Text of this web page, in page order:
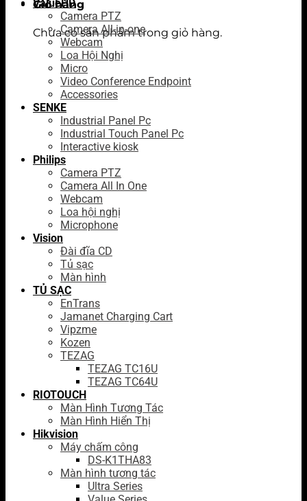
Giỏ hàng
Chưa có sản phẩm trong giỏ hàng.
ValueHD
Camera PTZ
Camera All-in-one
Webcam
Loa Hội Nghị
Micro
Video Conference Endpoint
Accessories
SENKE
Industrial Panel Pc
Industrial Touch Panel Pc
Interactive kiosk
Philips
Camera PTZ
Camera All In One
Webcam
Loa hội nghị
Microphone
Vision
Đài đĩa CD
Tủ sạc
Màn hình
TỦ SẠC
EnTrans
Jamanet Charging Cart
Vipzme
Kozen
TEZAG
TEZAG TC16U
TEZAG TC64U
RIOTOUCH
Màn Hình Tương Tác
Màn Hình Hiển Thị
Hikvision
Máy chấm công
DS-K1THA83
Màn hình tương tác
Ultra Series